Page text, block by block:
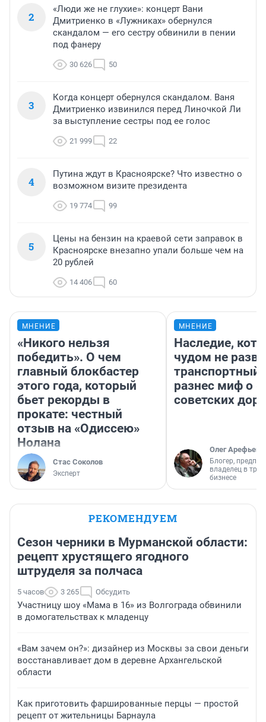
2
«Люди же не глухие»: концерт Вани
Дмитриенко в «Лужниках» обернулся
скандалом — его сестру обвинили в пении
под фанеру
30 626 50
3
Когда концерт обернулся скандалом. Ваня
Дмитриенко извинился перед Линочкой Ли
за выступление сестры под ее голос
21 999 22
4
Путина ждут в Красноярске? Что известно о
возможном визите президента
19 774 99
5
Цены на бензин на краевой сети заправок в
Красноярске внезапно упали больше чем на
20 рублей
14 406 60
МНЕНИЕ
«Никого нельзя
победить». О чем
главный блокбастер
этого года, который
бьет рекорды в
прокате: честный
отзыв на «Одиссею»
Нолана
Стас Соколов
Эксперт
МНЕНИЕ
Наследие,
чудом не
транспортный
разнес миф о
советских
Олег Арефьев
Блогер,
владелец в
бизнесе
РЕКОМЕНДУЕМ
Сезон черники в Мурманской области:
рецепт хрустящего ягодного
штруделя за полчаса
5 часов 3 265 Обсудить
Участницу шоу «Мама в 16» из Волгограда обвинили
в домогательствах к младенцу
«Вам зачем он?»: дизайнер из Москвы за свои деньги
восстанавливает дом в деревне Архангельской
области
Как приготовить фаршированные перцы — простой
рецепт от жительницы Барнаула